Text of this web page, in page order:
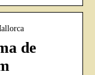
de